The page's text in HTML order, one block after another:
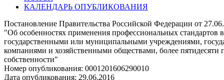
КАЛЕНДАРЬ ОПУБЛИКОВАНИЯ
Постановление Правительства Российской Федерации от
"Об особенностях применения профессиональных
государственными или муниципальными учреждениями,
компаниями и хозяйственными обществами, более пятидесяти
собственности"
Номер опубликования: 0001201606290010
Дата опубликования: 29.06.2016